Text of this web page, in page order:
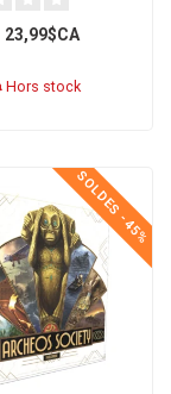
23,99$CA
Hors stock
SOLDES -45%